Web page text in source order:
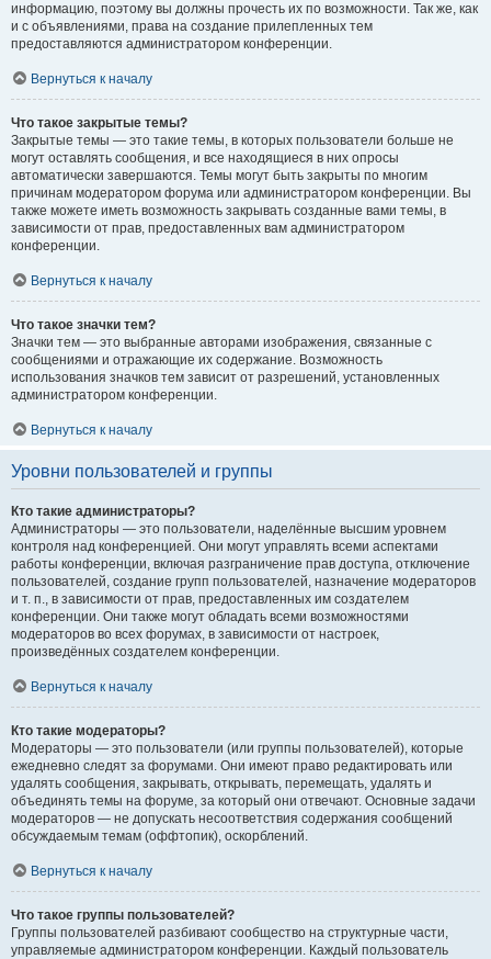
информацию, поэтому вы должны прочесть их по возможности. Так же, как
и с объявлениями, права на создание прилепленных тем
предоставляются администратором конференции.
Вернуться к началу
Что такое закрытые темы?
Закрытые темы — это такие темы, в которых пользователи больше не
могут оставлять сообщения, и все находящиеся в них опросы
автоматически завершаются. Темы могут быть закрыты по многим
причинам модератором форума или администратором конференции. Вы
также можете иметь возможность закрывать созданные вами темы, в
зависимости от прав, предоставленных вам администратором
конференции.
Вернуться к началу
Что такое значки тем?
Значки тем — это выбранные авторами изображения, связанные с
сообщениями и отражающие их содержание. Возможность
использования значков тем зависит от разрешений, установленных
администратором конференции.
Вернуться к началу
Уровни пользователей и группы
Кто такие администраторы?
Администраторы — это пользователи, наделённые высшим уровнем
контроля над конференцией. Они могут управлять всеми аспектами
работы конференции, включая разграничение прав доступа, отключение
пользователей, создание групп пользователей, назначение модераторов
и т. п., в зависимости от прав, предоставленных им создателем
конференции. Они также могут обладать всеми возможностями
модераторов во всех форумах, в зависимости от настроек,
произведённых создателем конференции.
Вернуться к началу
Кто такие модераторы?
Модераторы — это пользователи (или группы пользователей), которые
ежедневно следят за форумами. Они имеют право редактировать или
удалять сообщения, закрывать, открывать, перемещать, удалять и
объединять темы на форуме, за который они отвечают. Основные задачи
модераторов — не допускать несоответствия содержания сообщений
обсуждаемым темам (оффтопик), оскорблений.
Вернуться к началу
Что такое группы пользователей?
Группы пользователей разбивают сообщество на структурные части,
управляемые администратором конференции. Каждый пользователь